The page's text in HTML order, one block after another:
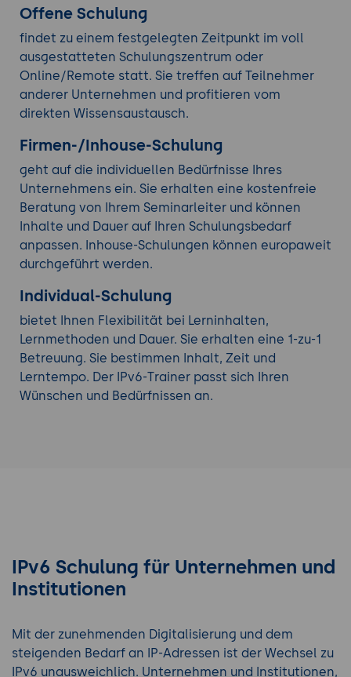
Offene Schulung
findet zu einem festgelegten Zeitpunkt im voll
ausgestatteten Schulungszentrum oder
Online/Remote statt. Sie treffen auf Teilnehmer
anderer Unternehmen und profitieren vom
direkten Wissensaustausch.
Firmen-/Inhouse-Schulung
geht auf die individuellen Bedürfnisse Ihres
Unternehmens ein. Sie erhalten eine kostenfreie
Beratung von Ihrem Seminarleiter und können
Inhalte und Dauer auf Ihren Schulungsbedarf
anpassen. Inhouse-Schulungen können europaweit
durchgeführt werden.
Individual-Schulung
bietet Ihnen Flexibilität bei Lerninhalten,
Lernmethoden und Dauer. Sie erhalten eine 1-zu-1
Betreuung. Sie bestimmen Inhalt, Zeit und
Lerntempo. Der IPv6-Trainer passt sich Ihren
Wünschen und Bedürfnissen an.
IPv6 Schulung für Unternehmen und
Institutionen
Mit der zunehmenden Digitalisierung und dem
steigenden Bedarf an IP-Adressen ist der Wechsel zu
IPv6 unausweichlich. Unternehmen und Institutionen,